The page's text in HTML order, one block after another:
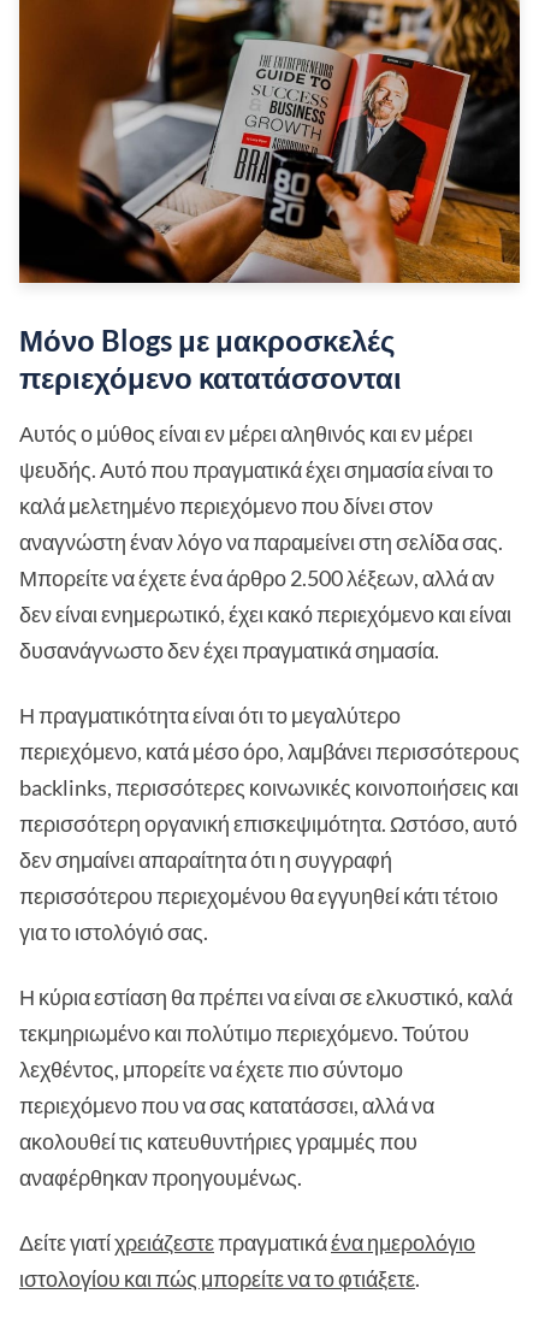
Μόνο Blogs με μακροσκελές
περιεχόμενο κατατάσσονται
Αυτός ο μύθος είναι εν μέρει αληθινός και εν μέρει
ψευδής. Αυτό που πραγματικά έχει σημασία είναι το
καλά μελετημένο περιεχόμενο που δίνει στον
αναγνώστη έναν λόγο να παραμείνει στη σελίδα σας.
Μπορείτε να έχετε ένα άρθρο 2.500 λέξεων, αλλά αν
δεν είναι ενημερωτικό, έχει κακό περιεχόμενο και είναι
δυσανάγνωστο δεν έχει πραγματικά σημασία.
Η πραγματικότητα είναι ότι το μεγαλύτερο
περιεχόμενο, κατά μέσο όρο, λαμβάνει περισσότερους
backlinks, περισσότερες κοινωνικές κοινοποιήσεις και
περισσότερη οργανική επισκεψιμότητα. Ωστόσο, αυτό
δεν σημαίνει απαραίτητα ότι η συγγραφή
περισσότερου περιεχομένου θα εγγυηθεί κάτι τέτοιο
για το ιστολόγιό σας.
Η κύρια εστίαση θα πρέπει να είναι σε ελκυστικό, καλά
τεκμηριωμένο και πολύτιμο περιεχόμενο. Τούτου
λεχθέντος, μπορείτε να έχετε πιο σύντομο
περιεχόμενο που να σας κατατάσσει, αλλά να
ακολουθεί τις κατευθυντήριες γραμμές που
αναφέρθηκαν προηγουμένως.
Δείτε γιατίχρειάζεστεπραγματικάένα ημερολόγιο
ιστολογίου και πώς μπορείτε να το φτιάξετε.